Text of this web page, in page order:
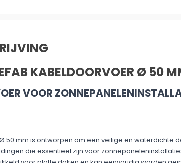
KABELDOORVOER Ø 50
VOOR
50 mm is ontworpen om een veilige en waterdichte
die essentieel zijn voor